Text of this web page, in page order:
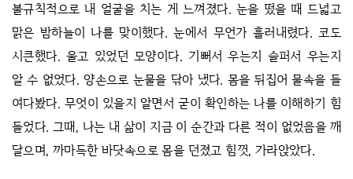
불규칙적으로 내 얼굴을 치는 게 느껴졌다. 눈을 떴을 때 드넓고
맑은 밤하늘이 나를 맞이했다. 눈에서 무언가 흘러내렸다. 코도
시큰했다. 울고 있었던 모양이다. 기뻐서 우는지 슬퍼서 우는지
알 수 없었다. 양손으로 눈물을 닦아 냈다. 몸을 뒤집어 물속을 들
여다봤다. 무엇이 있을지 알면서 굳이 확인하는 나를 이해하기 힘
들었다. 그때, 나는 내 삶이 지금 이 순간과 다른 적이 없었음을 깨
달으며, 까마득한 바닷속으로 몸을 던졌고 힘껏, 가라앉았다.